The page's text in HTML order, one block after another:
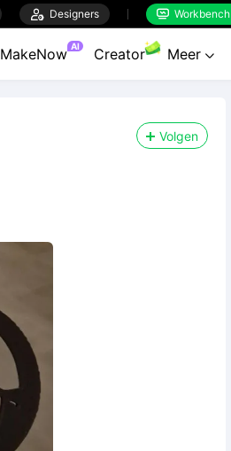
 Designers  Workbench
MakeNow AI Creator Meer 
Volgen